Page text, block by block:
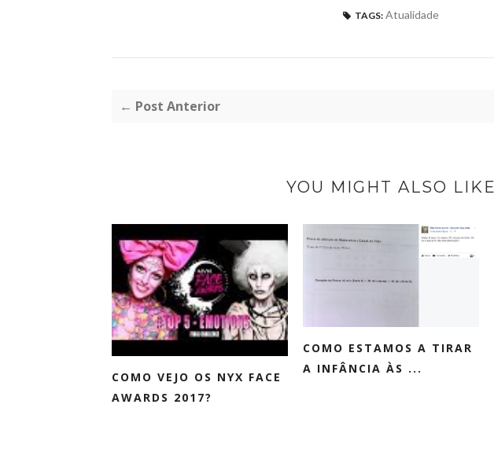
TAGS: Atualidade
← Post Anterior
YOU MIGHT ALSO LIKE
COMO VEJO OS NYX FACE
AWARDS 2017?
COMO ESTAMOS A TIRAR
A INFÂNCIA ÀS ...